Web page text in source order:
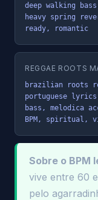
deep walking
heavy spring
ready, romantic
REGGAE ROOTS
brazilian roots
portuguese
bass, melodica
BPM, spiritual,
Sobre o BPM
vive entre 60
pelo